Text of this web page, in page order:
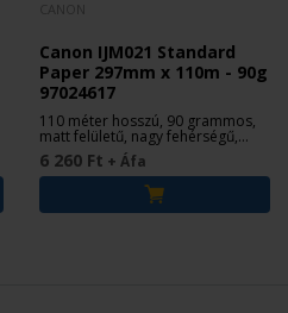
Canon IJM021 Standard
Paper 297mm x 110m - 90g
97024617
110 méter hosszú, 90 grammos,
matt felületű, nagy fehérségű,
bevonat nélküli tekercses papír
6 260 Ft + Áfa